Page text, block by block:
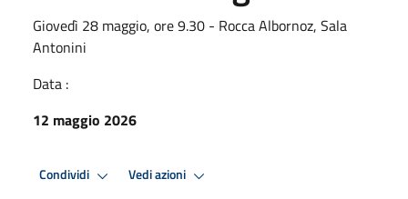
Giovedì 28 maggio, ore 9.30 - Rocca Albornoz, Sala
Antonini
Data :
12 maggio 2026
Condividi Vedi azioni